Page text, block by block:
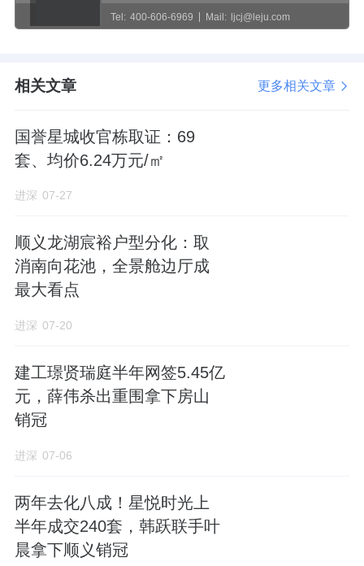
Tel: 400-606-6969 Mail: ljcj@leju.com
相关文章 更多相关文章
国誉星城收官栋取证：69
套、均价6.24万元/㎡
进深 07-27
顺义龙湖宸裕户型分化：取
消南向花池，全景舱边厅成
最大看点
进深 07-20
建工璟贤瑞庭半年网签5.45亿
元，薛伟杀出重围拿下房山
销冠
进深 07-06
两年去化八成！星悦时光上
半年成交240套，韩跃联手叶
晨拿下顺义销冠